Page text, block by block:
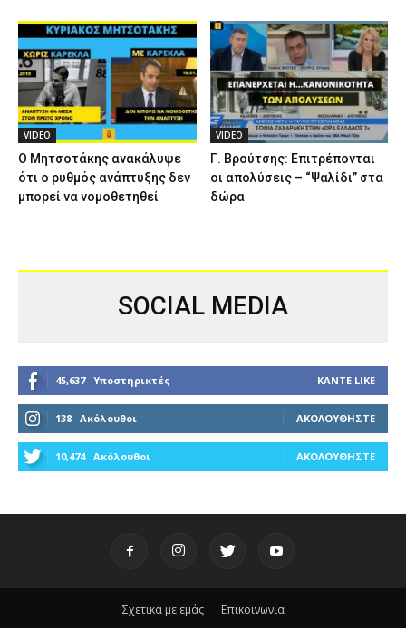
VIDEO
Ο Μητσοτάκης ανακάλυψε
ότι ο ρυθμός ανάπτυξης δεν
μπορεί να νομοθετηθεί
VIDEO
Γ. Βρούτσης: Επιτρέπονται
οι απολύσεις – “Ψαλίδι” στα
δώρα
SOCIAL MEDIA
45,637 Υποστηρικτές ΚΆΝΤΕ LIKE
138 Ακόλουθοι ΑΚΟΛΟΥΘΉΣΤΕ
10,474 Ακόλουθοι ΑΚΟΛΟΥΘΉΣΤΕ
Σχετικά με εμάς Επικοινωνία